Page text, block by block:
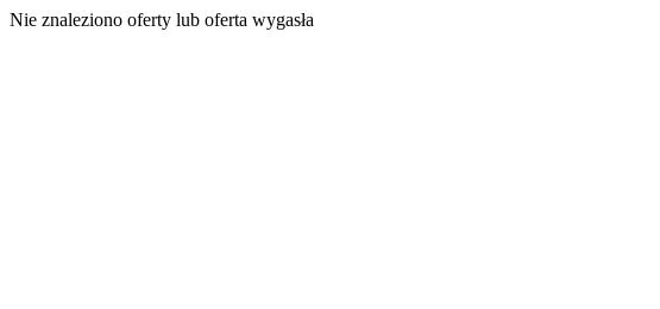
Nie znaleziono oferty lub oferta wygasła